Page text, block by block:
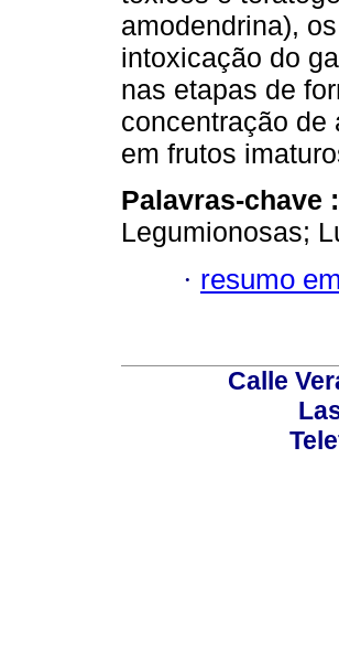
amodendrina),
intoxicação do
nas etapas de
concentração de
em frutos
Palavras-chave :
Legumionosas;
· resumo
Calle